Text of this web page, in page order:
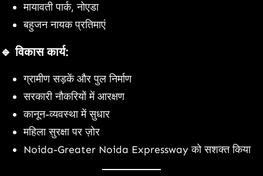
मायावती पार्क, नोएडा
बहुजन नायक प्रतिमाएं
🔹विकास कार्य:
ग्रामीण सड़कें और पुल निर्माण
सरकारी नौकरियों में आरक्षण
कानून-व्यवस्था में सुधार
महिला सुरक्षा पर ज़ोर
Noida-Greater Noida Expressway को सशक्त किया